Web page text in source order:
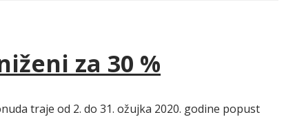
za 30 %
traje od 2. do 31. ožujka 2020. godine popust